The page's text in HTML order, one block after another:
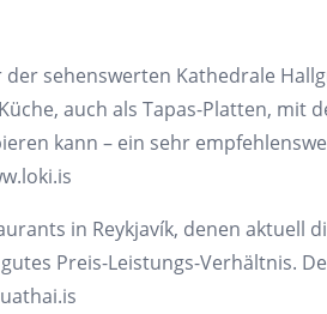
der sehenswerten Kathedrale
auch als Tapas-Platten, mit
kann – ein sehr
in Reykjavík, denen aktuell
Preis-Leistungs-Verhältnis.